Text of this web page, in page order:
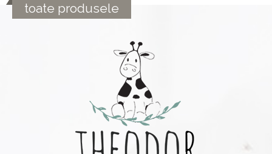
toate produsele